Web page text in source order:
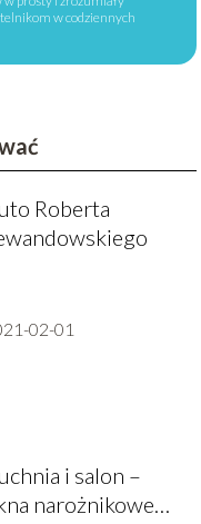
w codziennych
Roberta
02-01
i salon –
narożnikowe